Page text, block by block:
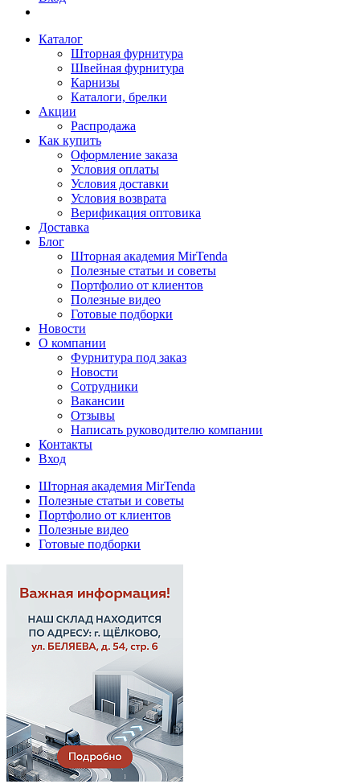
Каталог
Шторная фурнитура
Швейная фурнитура
Карнизы
Каталоги, брелки
Акции
Распродажа
Как купить
Оформление заказа
Условия оплаты
Условия доставки
Условия возврата
Верификация оптовика
Доставка
Блог
Шторная академия MirTenda
Полезные статьи и советы
Портфолио от клиентов
Полезные видео
Готовые подборки
Новости
О компании
Фурнитура под заказ
Новости
Сотрудники
Вакансии
Отзывы
Написать руководителю компании
Контакты
Вход
Шторная академия MirTenda
Полезные статьи и советы
Портфолио от клиентов
Полезные видео
Готовые подборки